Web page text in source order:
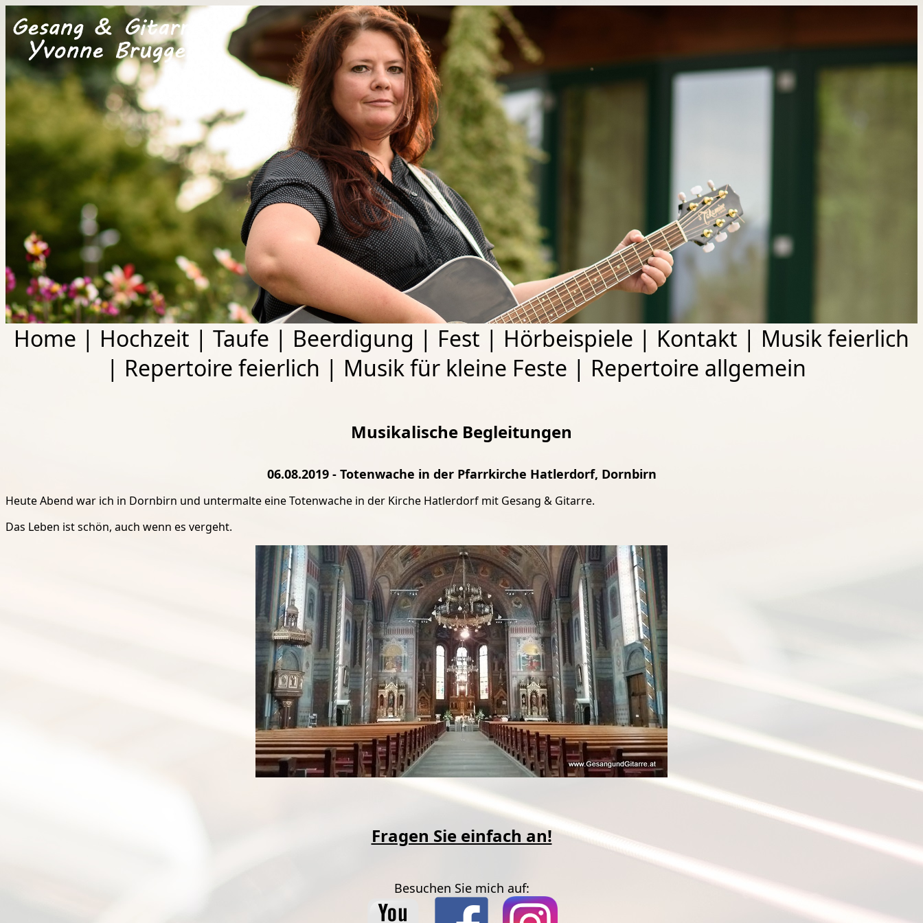
Home | Hochzeit | Taufe | Beerdigung | Fest | Hörbeispiele | Kontakt | Musik feierlich
| Repertoire feierlich | Musik für kleine Feste | Repertoire allgemein
Musikalische Begleitungen
06.08.2019 - Totenwache in der Pfarrkirche Hatlerdorf, Dornbirn
Heute Abend war ich in Dornbirn und untermalte eine Totenwache in der Kirche Hatlerdorf mit Gesang & Gitarre.
Das Leben ist schön, auch wenn es vergeht.
Fragen Sie einfach an!
Besuchen Sie mich auf: